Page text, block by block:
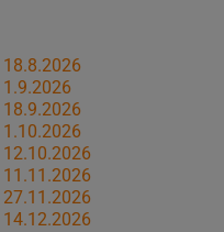
18.8.2026
1.9.2026
18.9.2026
1.10.2026
12.10.2026
11.11.2026
27.11.2026
14.12.2026